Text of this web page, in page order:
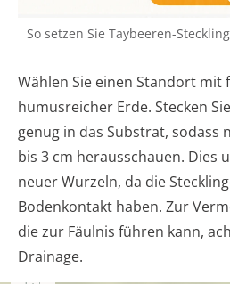
So setzen Sie Taybeeren-
Wählen Sie einen Standort mit
humusreicher Erde. Stecken
genug in das Substrat, sodass
bis 3 cm herausschauen. Dies
neuer Wurzeln, da die
Bodenkontakt haben. Zur
die zur Fäulnis führen kann,
Drainage.